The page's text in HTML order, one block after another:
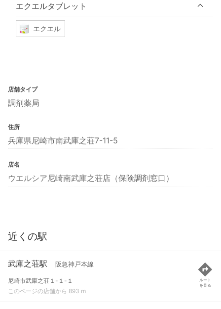
エクエルタブレット
エクエル
店舗タイプ
調剤薬局
住所
兵庫県尼崎市南武庫之荘7-11-5
店名
ウエルシア尼崎南武庫之荘店（保険調剤窓口）
近くの駅
武庫之荘駅 阪急神戸本線
尼崎市武庫之荘１-１-１
このページの店舗から 893 m
ルート
を見る